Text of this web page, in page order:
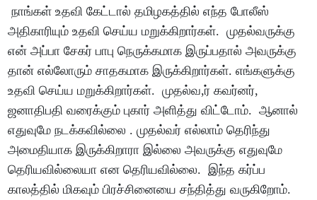
நாங்கள் உதவி கேட்டால் தமிழகத்தில் எந்த போலீஸ்
அதிகாரியும் உதவி செய்ய மறுக்கிறார்கள். முதல்வருக்கு
என் அப்பா சேகர் பாபு நெருக்கமாக இருப்பதால் அவருக்கு
தான் எல்லோரும் சாதகமாக இருக்கிறார்கள். எங்களுக்கு
உதவி செய்ய மறுக்கிறார்கள். முதல்வ,ர் கவர்னர்,
ஜனாதிபதி வரைக்கும் புகார் அளித்து விட்டோம். ஆனால்
எதுவுமே நடக்கவில்லை . முதல்வர் எல்லாம் தெரிந்து
அமைதியாக இருக்கிறாரா இல்லை அவருக்கு எதுவுமே
தெரியவில்லையா என தெரியவில்லை. இந்த கர்ப்ப
காலத்தில் மிகவும் பிரச்சினையை சந்தித்து வருகிறோம்.